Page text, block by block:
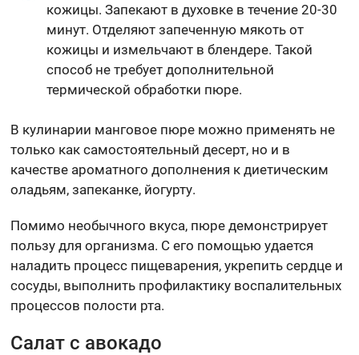
кожицы. Запекают в духовке в течение 20-30
минут. Отделяют запеченную мякоть от
кожицы и измельчают в блендере. Такой
способ не требует дополнительной
термической обработки пюре.
В кулинарии манговое пюре можно применять не
только как самостоятельный десерт, но и в
качестве ароматного дополнения к диетическим
оладьям, запеканке, йогурту.
Помимо необычного вкуса, пюре демонстрирует
пользу для организма. С его помощью удается
наладить процесс пищеварения, укрепить сердце и
сосуды, выполнить профилактику воспалительных
процессов полости рта.
Салат с авокадо